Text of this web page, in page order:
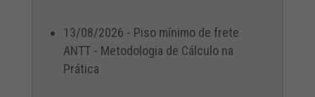
13/08/2026 - Piso mínimo de frete
ANTT - Metodologia de Cálculo na
Prática